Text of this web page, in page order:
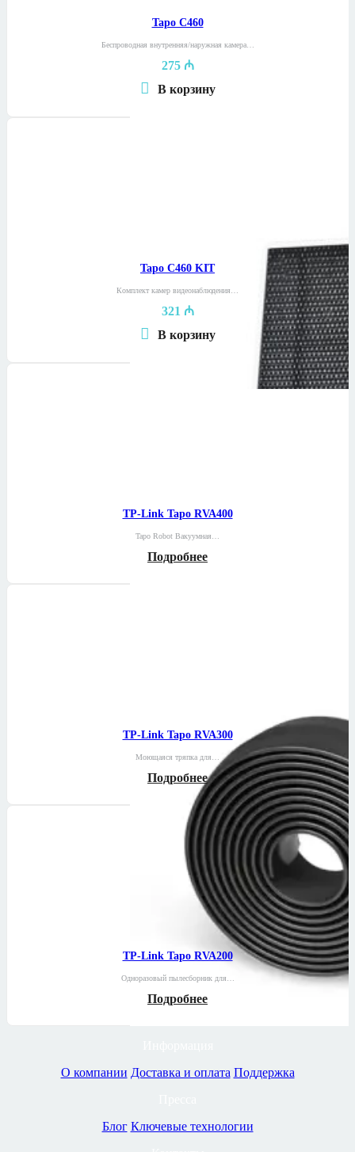
Tapo C460
Беспроводная внутренняя/наружная камера…
275 ₼
В корзину
Tapo C460 KIT
Комплект камер видеонаблюдения…
321 ₼
В корзину
TP-Link Tapo RVA400
Tapo Robot Вакуумная…
Подробнее
TP-Link Tapo RVA300
Моющаяся тряпка для…
Подробнее
TP-Link Tapo RVA200
Одноразовый пылесборник для…
Подробнее
О компании Доставка и оплата Поддержка
Блог Ключевые технологии